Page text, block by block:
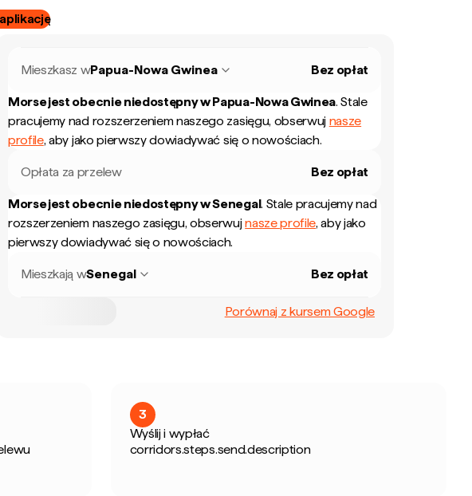
Mieszkasz wPapua-Nowa Gwinea Bez opłat
Morse jest obecnie niedostępny wPapua-Nowa Gwinea. Stale
pracujemy nad rozszerzeniem naszego zasięgu, obserwuj nasze
profile, aby jako pierwszy dowiadywać się o nowościach.
Opłata za przelew Bez opłat
Morse jest obecnie niedostępny wSenegal. Stale pracujemy nad
rozszerzeniem naszego zasięgu, obserwujnasze profile, aby jako
pierwszy dowiadywać się o nowościach.
Mieszkają wSenegal Bez opłat
Porównaj z kursem Google
3
Wyślij i wypłać
corridors.steps.send.description